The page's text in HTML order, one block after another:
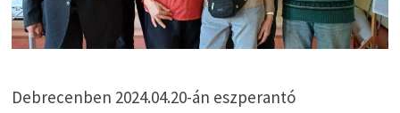
Debrecenben 2024.04.20-án eszperantó